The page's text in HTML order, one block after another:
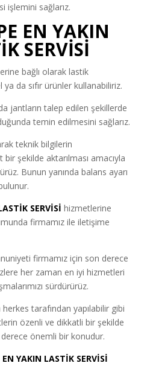
işlemini sağlarız.
EN YAKIN
SERVİSİ
bağlı olarak lastik
da sıfır ürünler kullanabiliriz.
jantların talep edilen şekillerde
temin edilmesini sağlarız.
teknik bilgilerin
şekilde aktarılması amacıyla
Bunun yanında balans ayarı
SERVİSİ hizmetlerine
firmamız ile iletişime
firmamız için son derece
her zaman en iyi hizmetleri
sürdürürüz.
tarafından yapılabilir gibi
özenli ve dikkatli bir şekilde
önemli bir konudur.
EN YAKIN LASTİK SERVİSİ